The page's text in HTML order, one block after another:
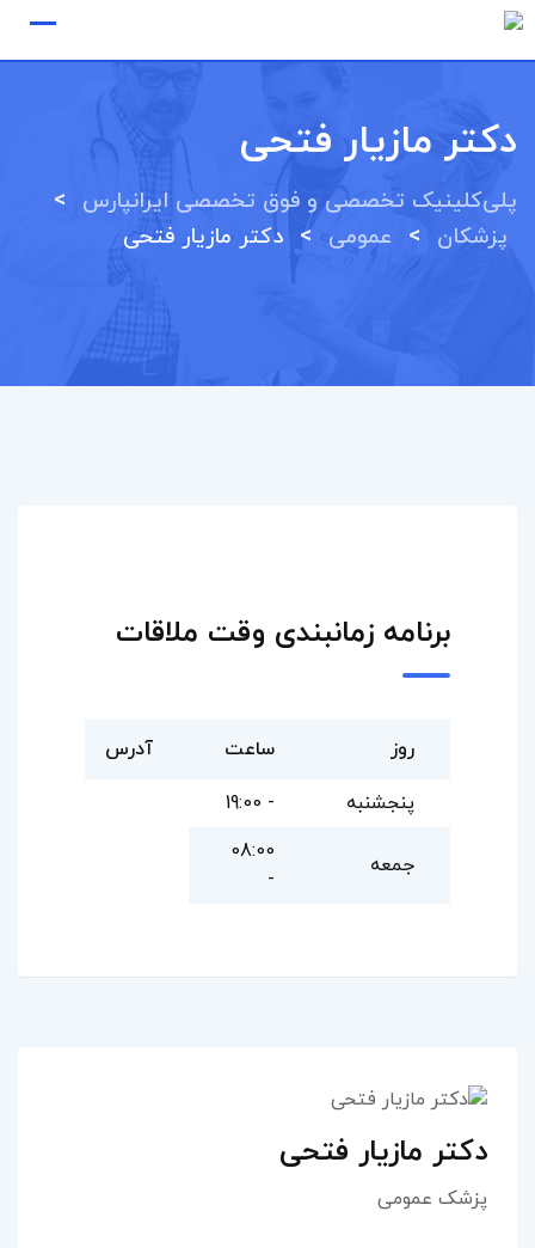
Skip
content
دکتر مازیار فتحی
پلی‌کلینیک تخصصی و فوق تخصصی ایرانپارس >
پزشکان > عمومی > دکتر مازیار فتحی
برنامه زمانبندی وقت ملاقات
روز ساعت آدرس
پنجشنبه - 19:00
جمعه
08:00
-
دکتر مازیار فتحی
پزشک عمومی